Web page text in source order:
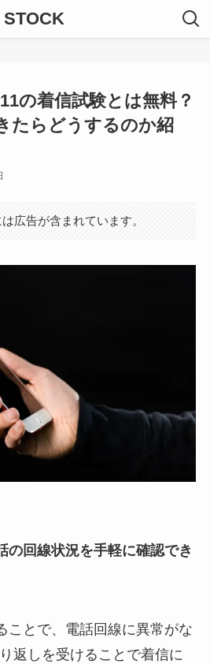
STOCK
の着信試験とは無料？
たらどうするのか紹
広告が含まれています。
の回線状況を手軽に確認でき
ことで、電話回線に異常がな
返しを受けることで着信に